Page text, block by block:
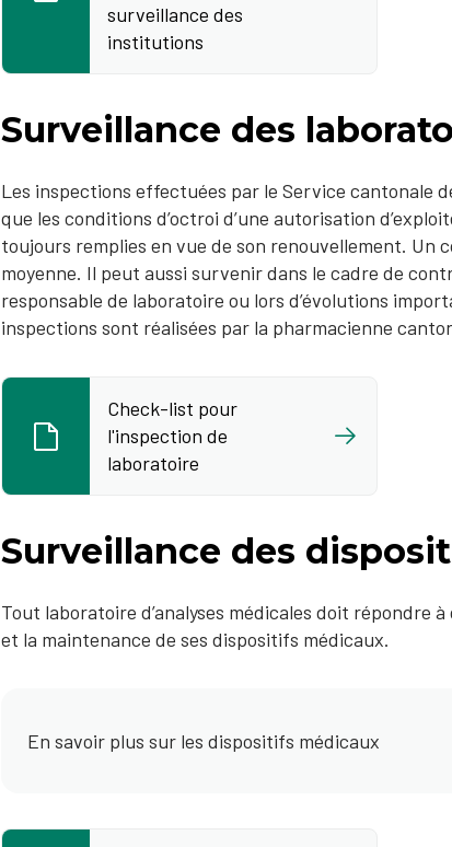
surveillance des
institutions
Surveillance des
Les inspections effectuées par le Service cantonale
que les conditions d’octroi d’une autorisation
toujours remplies en vue de son renouvellement. Un
moyenne. Il peut aussi survenir dans le cadre de
responsable de laboratoire ou lors d’évolutions
inspections sont réalisées par la pharmacienne
Check-list pour
l'inspection de
laboratoire
Surveillance des
Tout laboratoire d’analyses médicales doit répondre
et la maintenance de ses dispositifs médicaux.
En savoir plus sur les dispositifs médicaux